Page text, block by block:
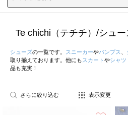
Te chichi（テチチ）/シュー
シューズの一覧です。 スニーカーやパンプス
取り揃えております。他にも スカート やシャツ
品も充実！
さらに絞り込む 表示変更
お気